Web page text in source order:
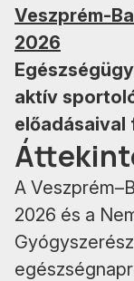
Veszprém-
2026
aktív
előadásaival
A
2026 és a